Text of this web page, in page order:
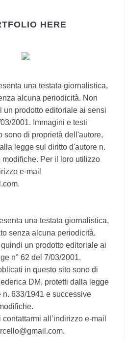
HERE
una testata giornalistica,
alcuna periodicità. Non
un prodotto editoriale ai sensi
2001. Immagini e testi
sono di proprietà dell'autore,
legge sul diritto d'autore n.
Per il loro utilizzo
e-mail
una testata giornalistica,
senza alcuna periodicità.
un prodotto editoriale ai
n° 62 del 7/03/2001.
in questo sito sono di
DM, protetti dalla legge
n. 633/1941 e successive
all’indirizzo e-mail